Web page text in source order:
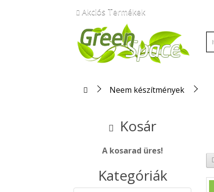
Akciós Termékek
Neem készítmények
Kosár
A kosarad üres!
Kategóriák